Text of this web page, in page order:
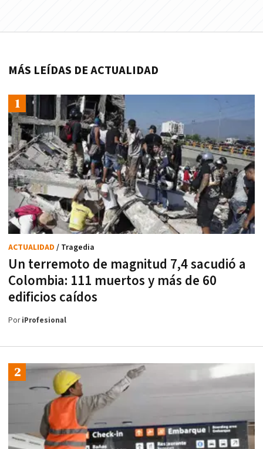
MÁS LEÍDAS DE ACTUALIDAD
Un terremoto de magnitud 7,4 sacudió a
Colombia: 111 muertos y más de 60
edificios caídos
ACTUALIDAD / Tragedia
PoriProfesional